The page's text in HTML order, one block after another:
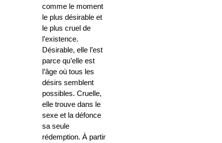
comme le moment
le plus désirable et
le plus cruel de
l’existence.
Désirable, elle l’est
parce qu’elle est
l’âge où tous les
désirs semblent
possibles. Cruelle,
elle trouve dans le
sexe et la défonce
sa seule
rédemption. À partir